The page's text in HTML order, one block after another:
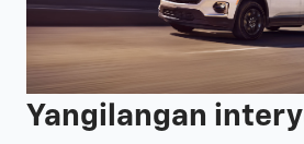
Yangilangan